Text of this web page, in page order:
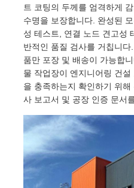
트 코팅의 두께를 엄격하게
수명을 보장합니다. 완성된
성 테스트, 연결 노드 견고성
반적인 품질 검사를 거칩니
품만 포장 및 배송이 가능합
물 작업장이 엔지니어링 건
을 충족하는지 확인하기 위
사 보고서 및 공장 인증 문서